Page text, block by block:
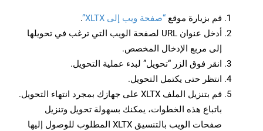
قم بزيارة موقع “صفحة ويب إلى XLTX”
.
أدخل عنوان URL لصفحة الويب التي ترغب في تحويلها
إلى مربع الإدخال المخصص.
انقر فوق الزر “تحويل” لبدء عملية التحويل.
انتظر حتى يكتمل التحويل.
قم بتنزيل الملف XLTX على جهازك بمجرد انتهاء التحويل.
باتباع هذه الخطوات، يمكنك بسهولة تحويل وتنزيل
صفحات الويب بالتنسيق XLTX المطلوب للوصول إليها